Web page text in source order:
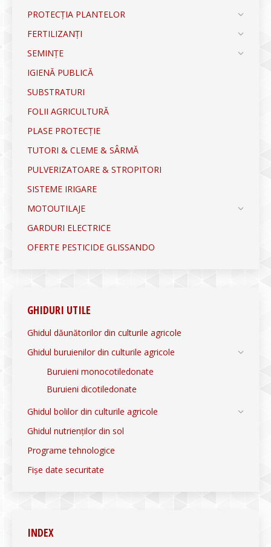
PROTECȚIA PLANTELOR
FERTILIZANȚI
SEMINȚE
IGIENĂ PUBLICĂ
SUBSTRATURI
FOLII AGRICULTURĂ
PLASE PROTECȚIE
TUTORI & CLEME & SÂRMĂ
PULVERIZATOARE & STROPITORI
SISTEME IRIGARE
MOTOUTILAJE
GARDURI ELECTRICE
OFERTE PESTICIDE GLISSANDO
GHIDURI UTILE
Ghidul dăunătorilor din culturile agricole
Ghidul buruienilor din culturile agricole
Buruieni monocotiledonate
Buruieni dicotiledonate
Ghidul bolilor din culturile agricole
Ghidul nutrienților din sol
Programe tehnologice
Fișe date securitate
INDEX